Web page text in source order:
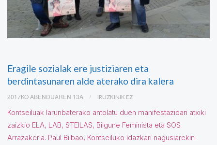
Eragile sozialak ere justiziaren eta
berdintasunaren alde aterako dira kalera
2017KO ABENDUAREN 13A IRUZKINIK EZ
Kontseiluak larunbaterako antolatu duen manifestazioari atxiki
zaizkio ELA, LAB, STEILAS, Bilgune Feminista eta SOS
Arrazakeria. Paul Bilbao, Kontseiluko idazkari nagusiarekin